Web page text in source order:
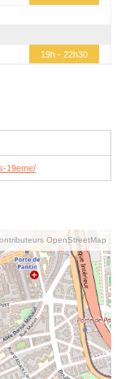
19h - 22h30
19eme/
OpenStreetMap